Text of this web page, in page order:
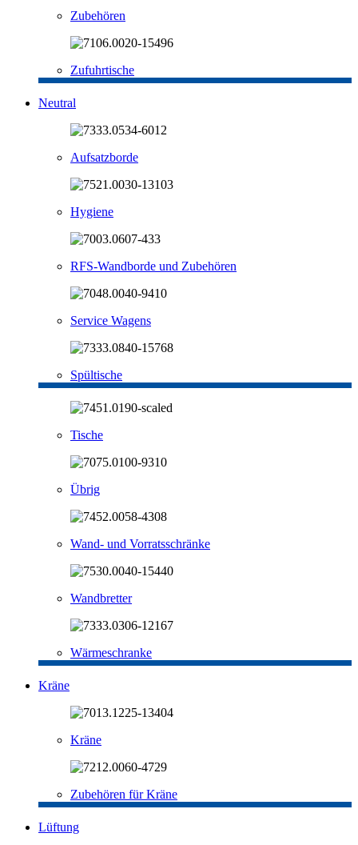
Zubehören
Zufuhrtische
Neutral
Aufsatzborde
Hygiene
RFS-Wandborde und Zubehören
Service Wagens
Spültische
Tische
Übrig
Wand- und Vorratsschränke
Wandbretter
Wärmeschranke
Kräne
Kräne
Zubehören für Kräne
Lüftung